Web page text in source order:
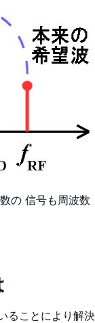
の 信号も周波数
ることにより解決